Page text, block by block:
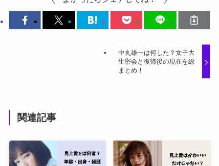
中丸雄一は何した？女子大
生密会と復帰後の現在を総
まとめ！
関連記事